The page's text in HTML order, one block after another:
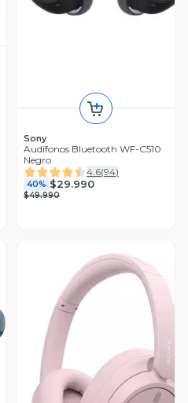
Sony
Audífonos Bluetooth WF-C510
Negro
4.6(94)
40% $29.990
$49.990